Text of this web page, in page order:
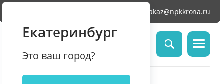
Екатеринбург
Это ваш город?
zakaz@npkkrona.ru